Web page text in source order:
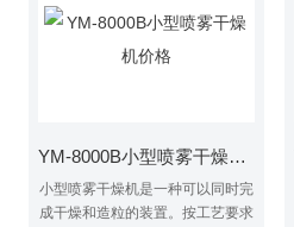
故这些活性材料在干燥后仍维持其
活性成份不变。
YM-8000B小型喷雾干燥机价格
小型喷雾干燥机是一种可以同时完
成干燥和造粒的装置。按工艺要求